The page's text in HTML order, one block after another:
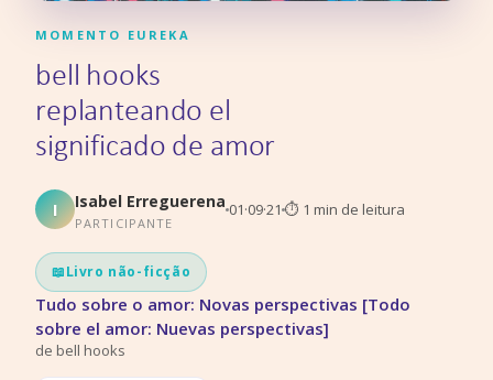
MOMENTO EUREKA
bell hooks
replanteando el
significado de amor
I Isabel Erreguerena
PARTICIPANTE
01·09·21 ⏱ 1 min de leitura
📖Livro não-ficção
Tudo sobre o amor: Novas perspectivas [Todo
sobre el amor: Nuevas perspectivas]
de bell hooks